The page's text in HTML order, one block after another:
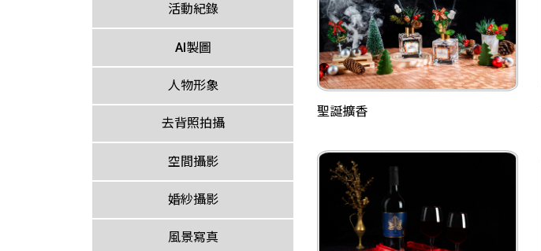
活動紀錄
AI製圖
人物形象
去背照拍攝
空間攝影
婚紗攝影
風景寫真
聖誕擴香